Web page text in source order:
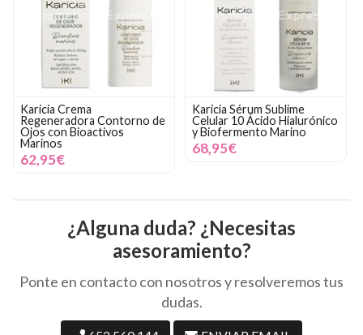
Karicia Crema
Regeneradora Contorno de
Ojos con Bioactivos
Marinos
62,95€
Karicia Sérum Sublime
Celular 10 Ácido Hialurónico
y Biofermento Marino
68,95€
¿Alguna duda? ¿Necesitas
asesoramiento?
Ponte en contacto con nosotros y resolveremos tus
dudas.